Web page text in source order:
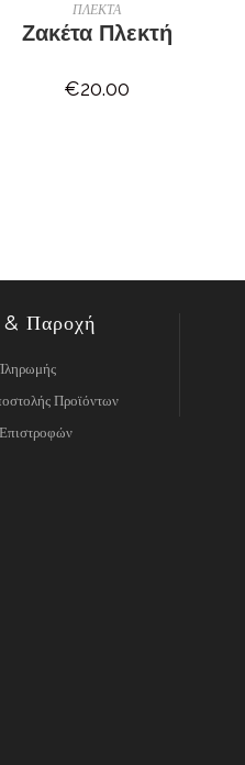
ΕΠΙΛΟΓΉ
ΠΛΕΚΤΑ
Ζακέτα Πλεκτή
€20.00
& Παροχή
Προϊόντων